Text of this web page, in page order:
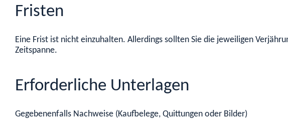
Fristen
Eine Frist ist nicht einzuhalten. Allerdings sollten Sie die jeweiligen
Zeitspanne.
Erforderliche Unterlagen
Gegebenenfalls Nachweise (Kaufbelege, Quittungen oder Bilder)